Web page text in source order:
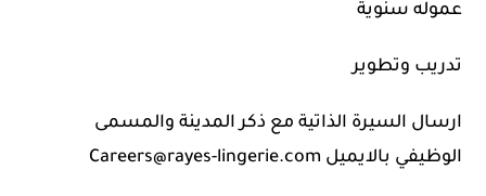
عموله سنوية
تدريب وتطوير
ارسال السيرة الذاتية مع ذكر المدينة والمسمى
الوظيفي بالايميل Careers@rayes-lingerie.com‬⁩